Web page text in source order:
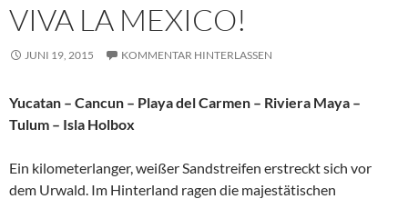
VIVA LA MEXICO!
JUNI 19, 2015 KOMMENTAR HINTERLASSEN
Yucatan – Cancun – Playa del Carmen – Riviera Maya –
Tulum – Isla Holbox
Ein kilometerlanger, weißer Sandstreifen erstreckt sich vor
dem Urwald. Im Hinterland ragen die majestätischen